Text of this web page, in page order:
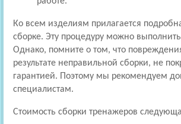
Ко всем изделиям прилагается
сборке. Эту процедуру можно
Однако, помните о том, что
результате неправильной сборки, не
гарантией. Поэтому мы рекомендуем
специалистам.
Стоимость сборки тренажеров